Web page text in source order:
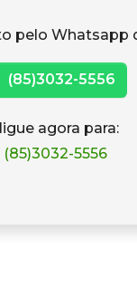
pelo Whatsapp
(85)3032-5556
agora para:
(85)3032-5556